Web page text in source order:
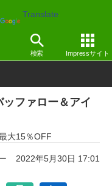
Translate
検索 Impressサイト
その他
ファロー＆アイ
大15％OFF
2022年5月30日 17:01